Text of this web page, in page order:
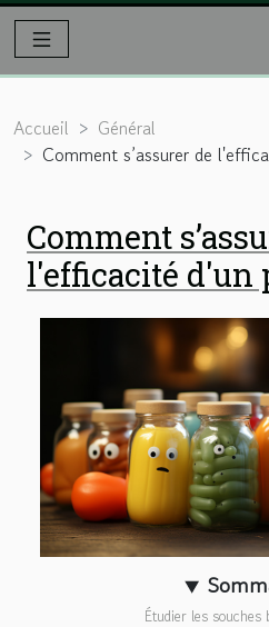
Accueil
Général
Comment s’assurer de
Comment
l'efficacité d'un
Étudier les souches